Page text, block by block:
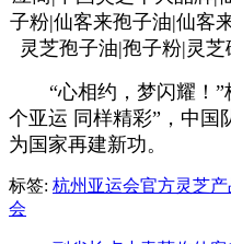
“心相约，梦闪耀！
个亚运 同样精彩”，中国
为国家再建新功。
标签: 杭州亚运会官方灵芝
会